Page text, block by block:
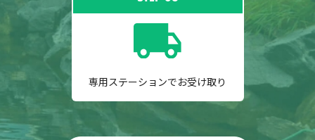
専用ステーションでお受け取り